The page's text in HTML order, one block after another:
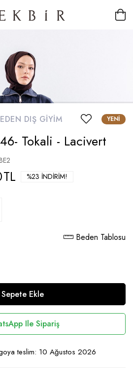
DIŞ GIYIM YENI
Tokali - Lacivert
TL %23 İNDIRIM!
Beden Tablosu
Sepete Ekle
Ile Sipariş
teslim: 10 Ağustos 2026